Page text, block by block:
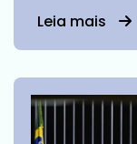
Leia mais